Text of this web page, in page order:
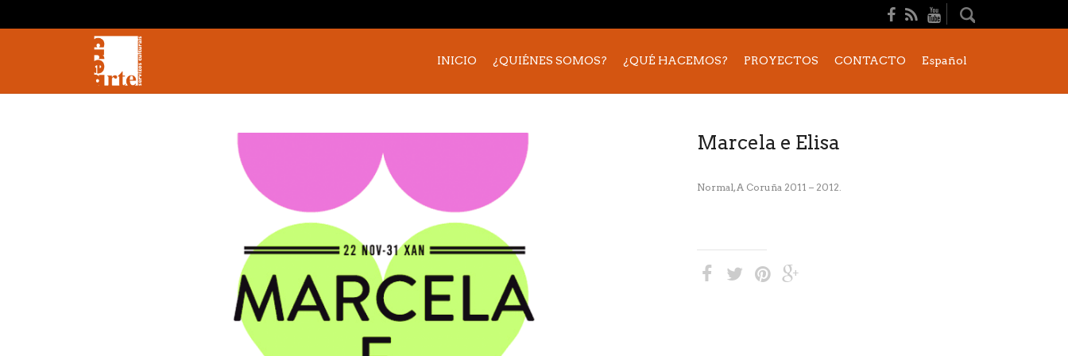
INICIO ¿QUIÉNES SOMOS? ¿QUÉ HACEMOS? PROYECTOS CONTACTO Español
Marcela e Elisa
Normal, A Coruña 2011 – 2012.